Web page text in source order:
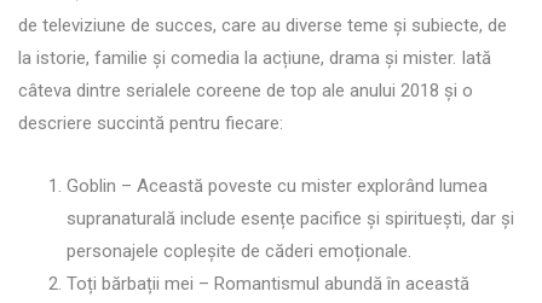
de televiziune de succes, care au diverse teme și subiecte, de
la istorie, familie și comedia la acțiune, drama și mister. Iată
câteva dintre serialele coreene de top ale anului 2018 și o
descriere succintă pentru fiecare:
Goblin – Această poveste cu mister explorând lumea
supranaturală include esențe pacifice și spirituești, dar și
personajele copleșite de căderi emoționale.
Toți bărbații mei – Romantismul abundă în această